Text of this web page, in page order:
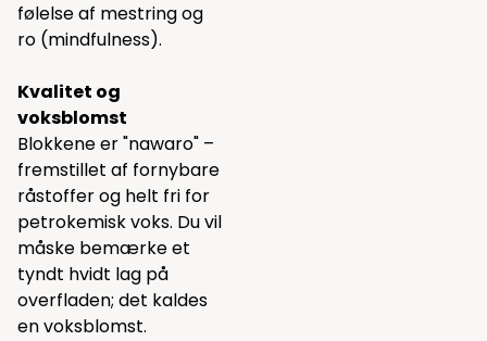
følelse af mestring og
ro (mindfulness).
Kvalitet og
voksblomst
Blokkene er "nawaro" –
fremstillet af fornybare
råstoffer og helt fri for
petrokemisk voks. Du vil
måske bemærke et
tyndt hvidt lag på
overfladen; det kaldes
en voksblomst.